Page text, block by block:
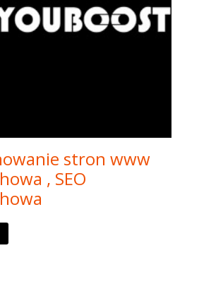
stron www
, SEO